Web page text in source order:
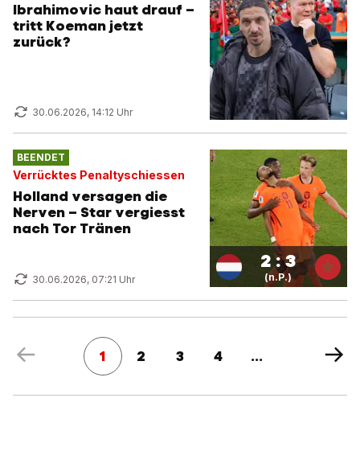
Ibrahimovic haut drauf –
tritt Koeman jetzt
zurück?
30.06.2026, 14:12 Uhr
BEENDET
Verrücktes Penaltyschiessen
Holland versagen die
Nerven – Star vergiesst
nach Tor Tränen
30.06.2026, 07:21 Uhr
2 : 3
(n.P.)
1 2 3 4 ...